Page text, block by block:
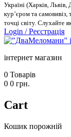
Україні (Харків,
кур’єром та
точці світу. Слухайте
Login /Реєстрація
інтернет магазин
0 Товарів
0 0 грн.
Cart
Кошик порожній